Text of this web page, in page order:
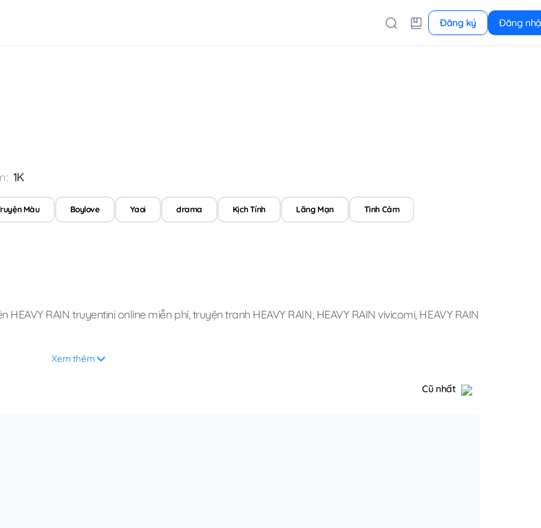
Đăng ký Đăng
1K
Màu Boylove Yaoi drama Kịch Tính Lãng Mạn Tình Cảm
HEAVY RAIN truyentini online miễn phí,truyện tranh HEAVY RAIN, HEAVY RAIN vivicomi, HEAVY RAIN
Xem thêm
Cũ nhất